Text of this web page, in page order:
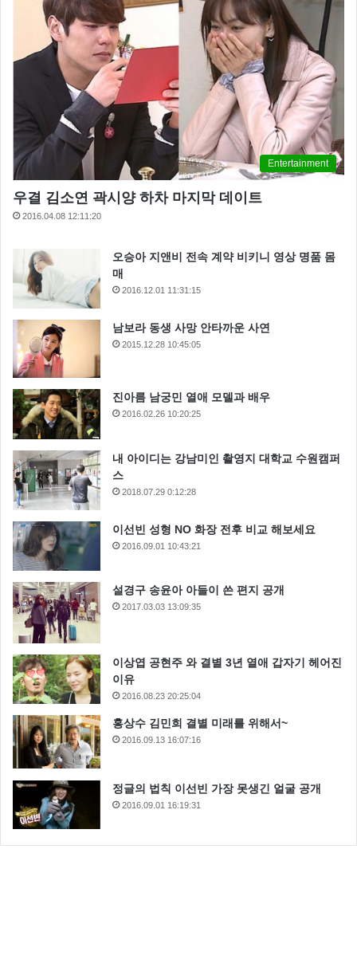
Entertainment
우결 김소연 곽시양 하차 마지막 데이트
2016.04.08 12:11:20
오승아 지앤비 전속 계약 비키니 영상 명품 몸
매
2016.12.01 11:31:15
남보라 동생 사망 안타까운 사연
2015.12.28 10:45:05
진아름 남궁민 열애 모델과 배우
2016.02.26 10:20:25
내 아이디는 강남미인 촬영지 대학교 수원캠퍼
스
2018.07.29 0:12:28
이선빈 성형 NO 화장 전후 비교 해보세요
2016.09.01 10:43:21
설경구 송윤아 아들이 쓴 편지 공개
2017.03.03 13:09:35
이상엽 공현주 와 결별 3년 열애 갑자기 헤어진
이유
2016.08.23 20:25:04
홍상수 김민희 결별 미래를 위해서~
2016.09.13 16:07:16
정글의 법칙 이선빈 가장 못생긴 얼굴 공개
2016.09.01 16:19:31